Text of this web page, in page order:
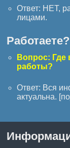
Ответ: НЕТ,
лицами.
Работаете?
Вопрос: Где
работы?
Ответ: Вся
актуальна. [